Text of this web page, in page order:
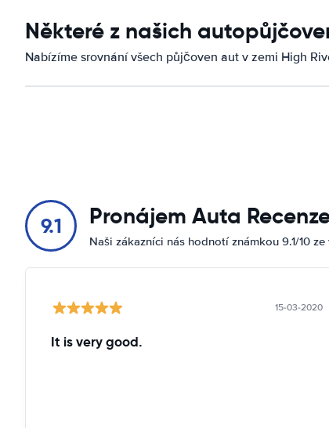
Některé z našich
Nabízíme srovnání všech půjčoven aut v zemi High
9.1 Pronájem Auta
Naši zákazníci nás hodnotí známkou 9.1/10 ze
15-03-2020
It is very good.